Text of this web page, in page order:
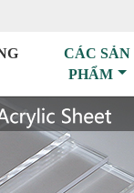
CÁC SẢN
PHẨM